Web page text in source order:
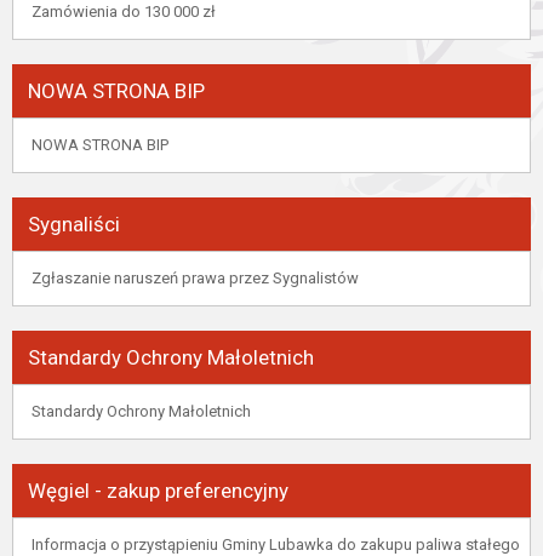
Zamówienia do 130 000 zł
NOWA STRONA BIP
NOWA STRONA BIP
Sygnaliści
Zgłaszanie naruszeń prawa przez Sygnalistów
Standardy Ochrony Małoletnich
Standardy Ochrony Małoletnich
Węgiel - zakup preferencyjny
Informacja o przystąpieniu Gminy Lubawka do zakupu paliwa stałego